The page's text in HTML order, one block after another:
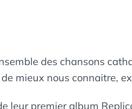
des chansons
mieux nous connaitre,
leur premier album